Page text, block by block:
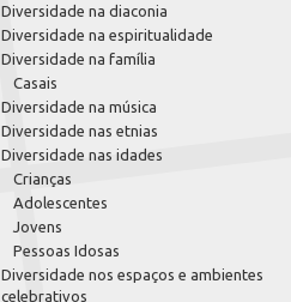
Diversidade na diaconia
Diversidade na espiritualidade
Diversidade na família
Casais
Diversidade na música
Diversidade nas etnias
Diversidade nas idades
Crianças
Adolescentes
Jovens
Pessoas Idosas
Diversidade nos espaços e ambientes
celebrativos